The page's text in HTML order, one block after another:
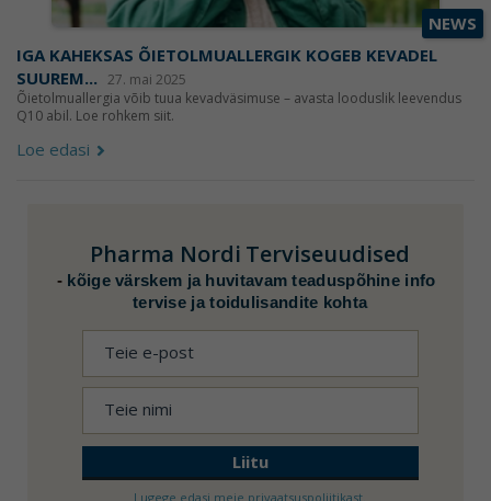
NEWS
IGA KAHEKSAS ÕIETOLMUALLERGIK KOGEB KEVADEL
SUUREM... 27. mai 2025
Õietolmuallergia võib tuua kevadväsimuse – avasta looduslik leevendus
Q10 abil. Loe rohkem siit.
Loe edasi
Pharma Nordi Terviseuudised
- kõige värskem ja huvitavam teaduspõhine info
tervise ja toidulisandite kohta
Lugege edasi meie privaatsuspoliitikast.